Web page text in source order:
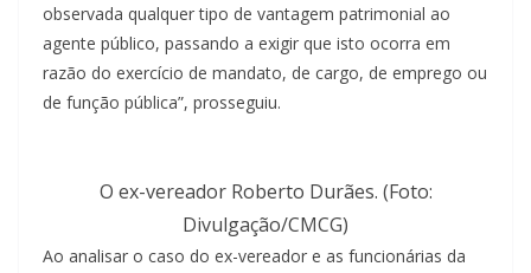
observada qualquer tipo de vantagem patrimonial ao
agente público, passando a exigir que isto ocorra em
razão do exercício de mandato, de cargo, de emprego ou
de função pública”, prosseguiu.
O ex-vereador Roberto Durães. (Foto:
Divulgação/CMCG)
Ao analisar o caso do ex-vereador e as funcionárias da